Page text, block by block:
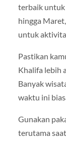
terbaik untuk
hingga
untuk
Pastikan
Khalifa lebih
Banyak
waktu ini
Gunakan
terutama